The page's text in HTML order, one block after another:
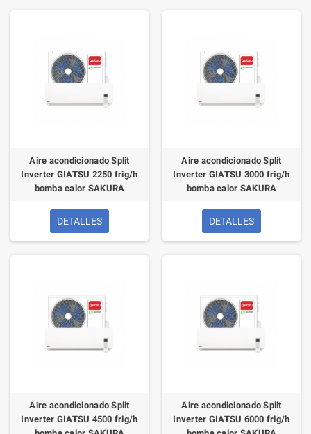
Aire acondicionado Split
Inverter GIATSU 2250 frig/h
bomba calor SAKURA
DETALLES
Aire acondicionado Split
Inverter GIATSU 3000 frig/h
bomba calor SAKURA
DETALLES
Aire acondicionado Split
Inverter GIATSU 4500 frig/h
Aire acondicionado Split
Inverter GIATSU 6000 frig/h